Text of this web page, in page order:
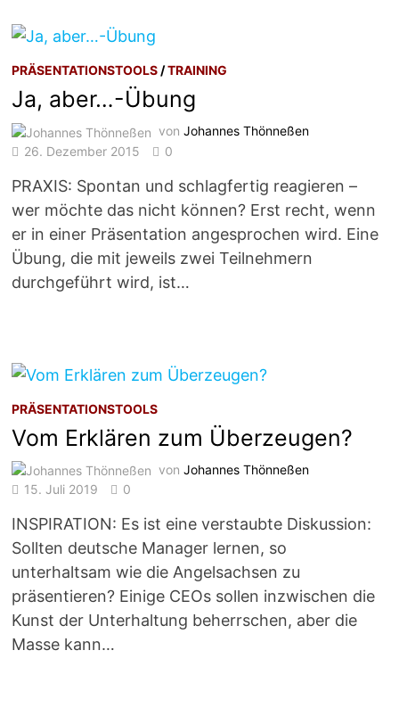
PRÄSENTATIONSTOOLS /TRAINING
Ja, aber…-Übung
vonJohannes Thönneßen
26. Dezember 2015
0
PRAXIS: Spontan und schlagfertig reagieren –
wer möchte das nicht können? Erst recht, wenn
er in einer Präsentation angesprochen wird. Eine
Übung, die mit jeweils zwei Teilnehmern
durchgeführt wird, ist…
PRÄSENTATIONSTOOLS
Vom Erklären zum Überzeugen?
vonJohannes Thönneßen
15. Juli 2019
0
INSPIRATION: Es ist eine verstaubte Diskussion:
Sollten deutsche Manager lernen, so
unterhaltsam wie die Angelsachsen zu
präsentieren? Einige CEOs sollen inzwischen die
Kunst der Unterhaltung beherrschen, aber die
Masse kann…